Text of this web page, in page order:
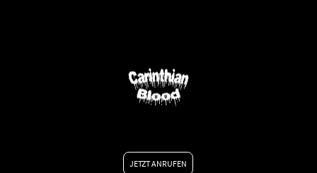
JETZT ANRUFEN